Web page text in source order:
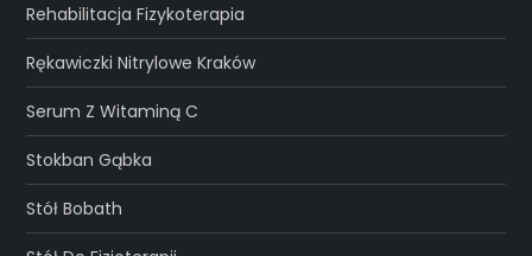
Rehabilitacja Fizykoterapia
Rękawiczki Nitrylowe Kraków
Serum Z Witaminą C
Stokban Gąbka
Stół Bobath